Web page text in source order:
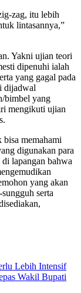
zag, itu lebih
lintasannya,”
Yakni ujian teori
dipenuhi ialah
yang gagal pada
dijadwal
bimbel yang
mengikuti ujian
memahami
digunakan para
lapangan bahwa
yang akan
serta
Lebih Intensif
Wakil Bupati